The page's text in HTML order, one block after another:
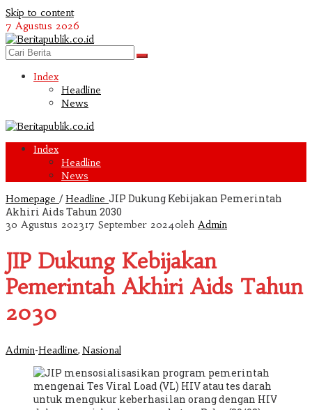
Skip to content
7 Agustus 2026
Index
Headline
News
Index
Headline
News
Homepage /Headline JIP Dukung Kebijakan Pemerintah
Akhiri Aids Tahun 2030
30 Agustus 202317 September 2024oleh Admin
JIP Dukung Kebijakan
Pemerintah Akhiri Aids Tahun
2030
Admin-Headline, Nasional